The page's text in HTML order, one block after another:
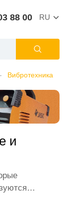
88 00 RU
Вибротехника
и
Мы